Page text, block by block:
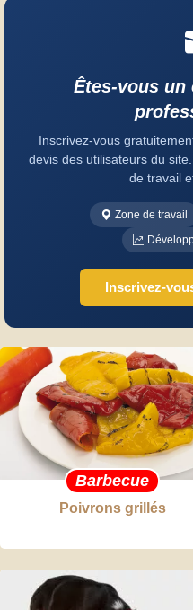
Êtes-vous un
Inscrivez-vous
devis des utilisateurs du
de travail
Zone de travail
Inscrivez-
Barbecue
Poivrons grillés